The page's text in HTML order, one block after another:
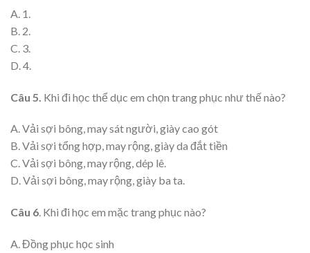
A. 1.
B. 2.
C. 3.
D. 4.
Câu 5. Khi đi học thể dục em chọn trang phục như thế nào?
A. Vải sợi bông, may sát người, giày cao gót
B. Vải sợi tổng hợp, may rộng, giày da đắt tiền
C. Vải sợi bông, may rộng, dép lê.
D. Vải sợi bông, may rộng, giày ba ta.
Câu 6. Khi đi học em mặc trang phục nào?
A. Đồng phục học sinh